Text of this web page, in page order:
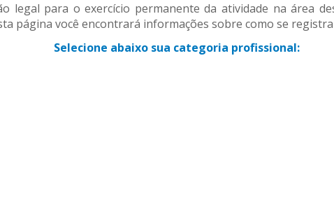
legal para o exercício permanente da atividade na área
página você encontrará informações sobre como se
Selecione abaixo sua categoria profissional: